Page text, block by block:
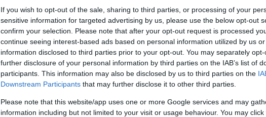
If you wish to opt-out of the sale, sharing to third parties, or processing of your
sensitive information for targeted advertising by us, please use the below opt-out
confirm your selection. Please note that after your opt-out request is processed
continue seeing interest-based ads based on personal information utilized by us
information disclosed to third parties prior to your opt-out. You may separately
further disclosure of your personal information by third parties on the IAB’s list of
participants. This information may also be disclosed by us to third parties on the
Downstream Participants that may further disclose it to other third parties.
Please note that this website/app uses one or more Google services and may
information including but not limited to your visit or usage behaviour. You may
Χάμαρμπι - Άντερλεχτ
Τρόμσο - Βικτόρια Πλζεν
Μπεσίκτας - Μίντιλαντ
Τβέντε - Βοϊβοντίνα ή Φερεντσβάρος
Καραμπάγκ ή Βέστρι - ΤΣΣΚΑ Σόφιας ή
Χάιντουκ Σπλιτ ή Ζίλινα - Πάφος
Σερίφ Τιρασπόλ ή Αλουμίνι - Μακάμπι Τελ
Σεντ Γκάλεν - Μπενφίκα
Ντιναμό Κιέβου ή Κλουζ - ΠΑΟΚ